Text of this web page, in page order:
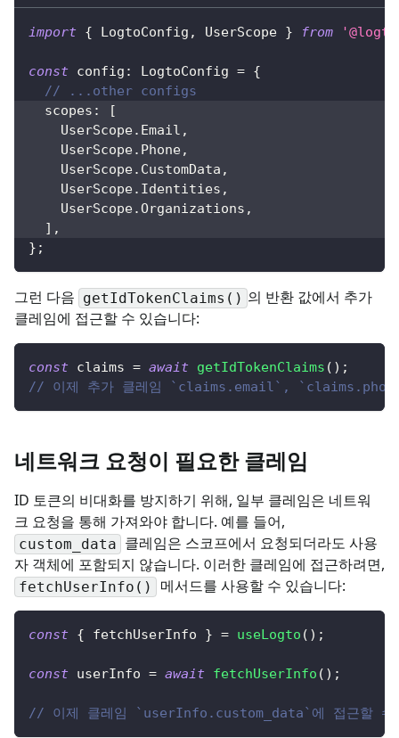
import { LogtoConfig , UserScope } from
const config : LogtoConfig = {
// ...other configs
  scopes
:
[
UserScope. Email ,
UserScope. Phone,
UserScope. CustomData ,
UserScope. Identities ,
UserScope.Organizations ,
] ,
} ;
그런 다음 getIdTokenClaims() 의 반환 값에서 추가
클레임에 접근할 수 있습니다:
const claims = await getIdTokenClaims ( ) ;
// 이제 추가 클레임 `claims.email`,
네트워크 요청이 필요한 클레임
ID 토큰의 비대화를 방지하기 위해, 일부 클레임은 네트워
크 요청을 통해 가져와야 합니다. 예를 들어,
custom_data 클레임은 스코프에서 요청되더라도 사용
자 객체에 포함되지 않습니다. 이러한 클레임에 접근하려면,
fetchUserInfo() 메서드를 사용할 수 있습니다:
const { fetchUserInfo } = useLogto ( ) ;
const userInfo = await fetchUserInfo ( ) ;
// 이제 클레임 `userInfo.custom_data`에 접근할 수